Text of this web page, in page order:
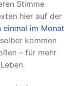
Stimme
hier auf der
im Monat
kommen
– für mehr